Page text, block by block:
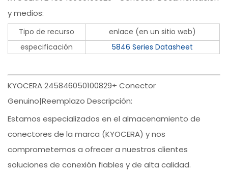
y medios:
Tipo de recurso
enlace (en un sitio web)
especificación
5846 Series Datasheet
KYOCERA 245846050100829+ Conector
Genuino|Reemplazo Descripción:
Estamos especializados en el almacenamiento de
conectores de la marca (KYOCERA) y nos
comprometemos a ofrecer a nuestros clientes
soluciones de conexión fiables y de alta calidad.